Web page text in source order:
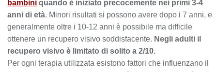
bambini quando è iniziato precocemente nei primi 3-4
anni di età. Minori risultati si possono avere dopo i 7 anni, e
generalmente oltre i 10-12 anni è possibile ma difficile
ottenere un recupero visivo soddisfacente. Negli adulti il
recupero visivo è limitato di solito a 2/10.
Per ogni terapia utilizzata esistono fattori che influenzano il